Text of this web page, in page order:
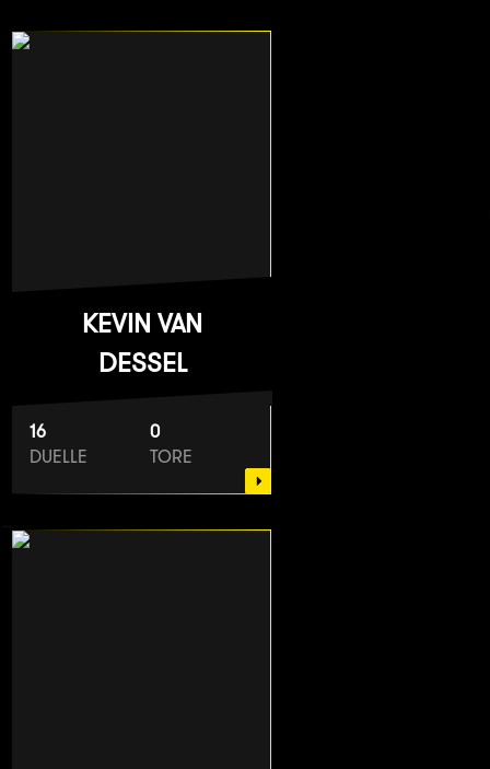
KEVIN VAN
DESSEL
16
DUELLE
0
TORE